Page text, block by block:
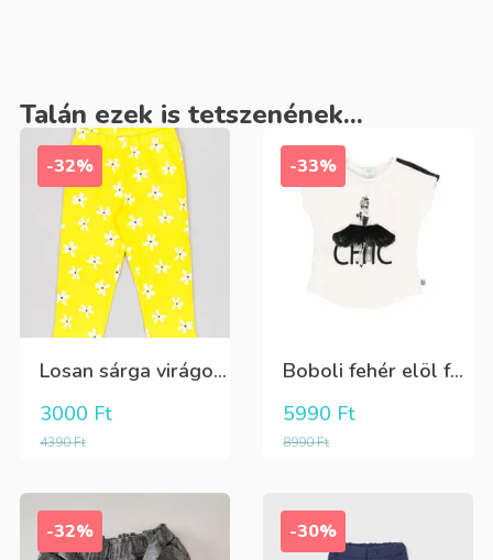
Talán ezek is tetszenének...
-32%
Losan sárga virágos 3/4-es leggings
4390Ft
3000 Ft
-33%
Boboli fehér elöl fekete tüll+gyöngyös csini póló
8990Ft
5990 Ft
-32% -30%